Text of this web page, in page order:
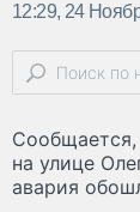
12:29, 24
на улице
авария